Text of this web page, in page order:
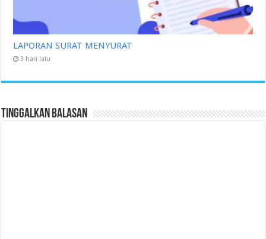
LAPORAN SURAT MENYURAT
3 hari lalu
Tinggalkan Balasan